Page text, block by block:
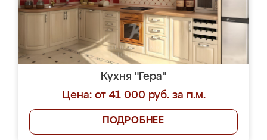
Кухня "Гера"
Цена: от 41 000 руб. за п.м.
ПОДРОБНЕЕ